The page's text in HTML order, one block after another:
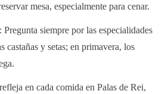
mesa, especialmente para cenar.
: Pregunta siempre por las especialidades
castañas y setas; en primavera, los
en cada comida en Palas de Rei,